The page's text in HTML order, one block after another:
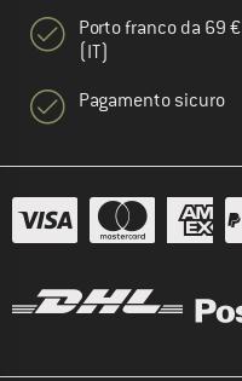
Porto franco da 69 €
(IT)
Pagamento sicuro